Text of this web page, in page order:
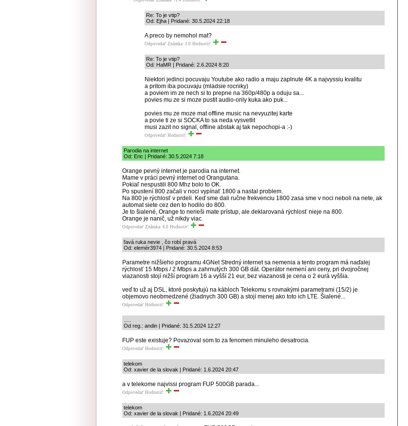
Re: To je vtip?
Od: Ejha | Pridané: 30.5.2024 22:18
A preco by nemohol mat?
Odpovedať Známka: 2.0 Hodnotiť:
Re: To je vtip?
Od: HaMR | Pridané: 2.6.2024 8:20
Niektori jedinci pocuvaju Youtube ako radio a maju zaplnute 4K a najvyssiu kvalitu
a pritom iba pocuvaju (mladsie rocniky)
a poviem im ze nech si to prepne na 360p/480p a oduju sa...
povies mu ze si moze pustit audio-only kuka ako puk...
povies mu ze moze mat offline music na nevyuzitej karte
a povie ti ze si SOCKA to sa neda vysvetlit
musi zazit no signal, offline abstak aj tak nepochopi-a :-)
Odpovedať Hodnotiť:
Parodia na internet
Od: Eric | Pridané: 30.5.2024 7:18
Orange pevný internet je parodia na internet.
Mame v práci pevný internet od Orangutana.
Pokiaľ nespustili 800 Mhz bolo to OK.
Po spustení 800 začali v noci vypínať 1800 a nastal problem.
Na 800 je rýchlosť v prdeli. Keď sme dali ručne frekvenciu 1800 zasa sme v noci neboli na nete, ak
automat siete cez den to hodilo do 800.
Je to šialené, Orange to nerieši mate prístup, ale deklarovaná rýchlosť nieje na 800.
Orange je nanič, už nikdy viac.
Odpovedať Známka: 6.0 Hodnotiť:
ľavá ruka nevie , čo robí pravá
Od: elemér3974 | Pridané: 30.5.2024 8:53
Parametre nižšieho programu 4GNet Stredný internet sa nemenia a tento program má naďalej
rýchlosť 15 Mbps / 2 Mbps a zahrnutých 300 GB dát. Operátor nemení ani ceny, pri dvojročnej
viazanosti stojí nižší program 16 a vyšší 21 eur, bez viazanosti je cena o 2 eurá vyššia.
veď to už aj DSL, ktoré poskytujú na kábloch Telekomu s rovnakými parametrami (15/2) je
objemovo neobmedzené (žiadnych 300 GB) a stojí menej ako toto ich LTE. Šialené...
Odpovedať Hodnotiť:
Od reg.: andin | Pridané: 31.5.2024 12:27
FUP este existuje? Povazoval som to za fenomen minuleho desatrocia.
Odpovedať Hodnotiť:
telekom
Od: xavier de la slovak | Pridané: 1.6.2024 20:47
a v telekome najvissi program FUP 500GB parada...
Odpovedať Hodnotiť:
telekom
Od: xavier de la slovak | Pridané: 1.6.2024 20:49